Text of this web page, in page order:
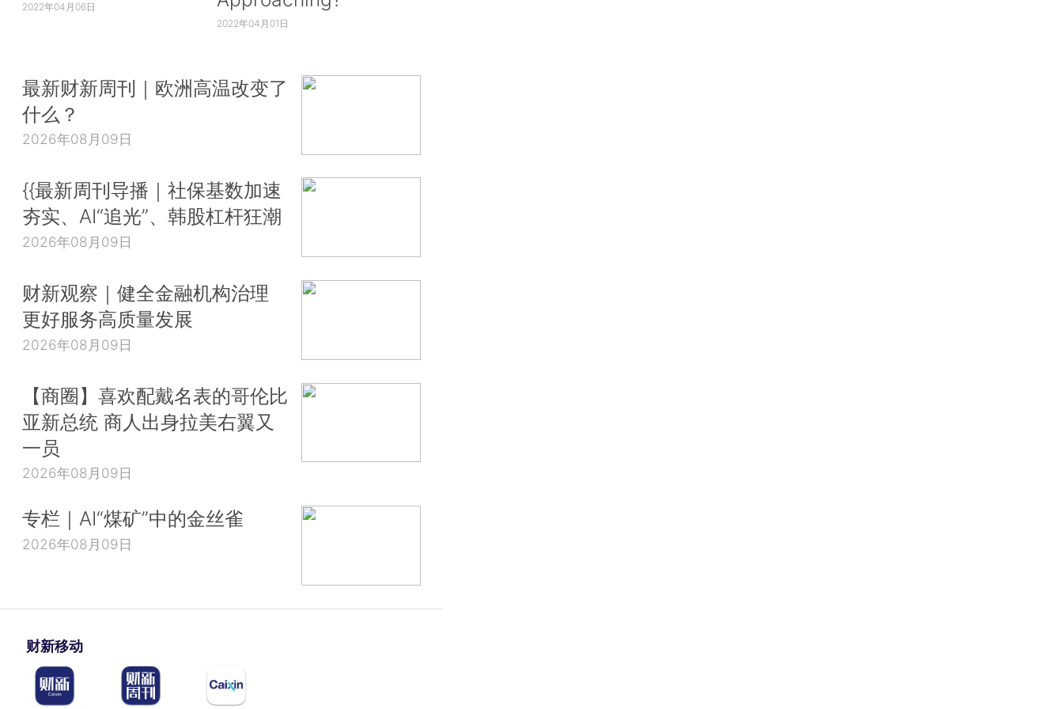
2022年04月06日
2022年04月01日
最新财新周刊｜欧洲高温改变了
什么？
2026年08月09日
{{最新周刊导播｜社保基数加速
夯实、AI“追光”、韩股杠杆狂潮
2026年08月09日
财新观察｜健全金融机构治理
更好服务高质量发展
2026年08月09日
【商圈】喜欢配戴名表的哥伦比
亚新总统 商人出身拉美右翼又
一员
2026年08月09日
专栏｜AI“煤矿”中的金丝雀
2026年08月09日
财新移动